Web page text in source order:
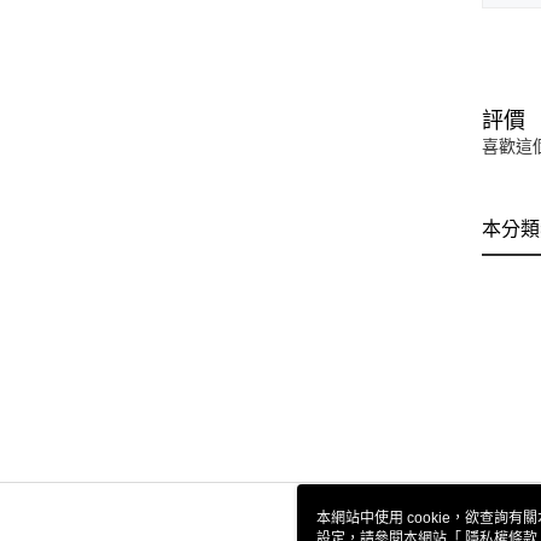
評價
喜歡這
本分
本網站中使用 cookie，欲查詢有